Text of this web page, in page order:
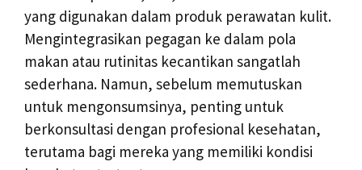
yang digunakan dalam produk perawatan kulit.
Mengintegrasikan pegagan ke dalam pola
makan atau rutinitas kecantikan sangatlah
sederhana. Namun, sebelum memutuskan
untuk mengonsumsinya, penting untuk
berkonsultasi dengan profesional kesehatan,
terutama bagi mereka yang memiliki kondisi